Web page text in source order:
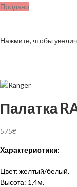
Продано
Нажмите, чтобы
Палатка
575₴
Характеристики:
Цвет: желтый/белый.
Высота: 1,4м.